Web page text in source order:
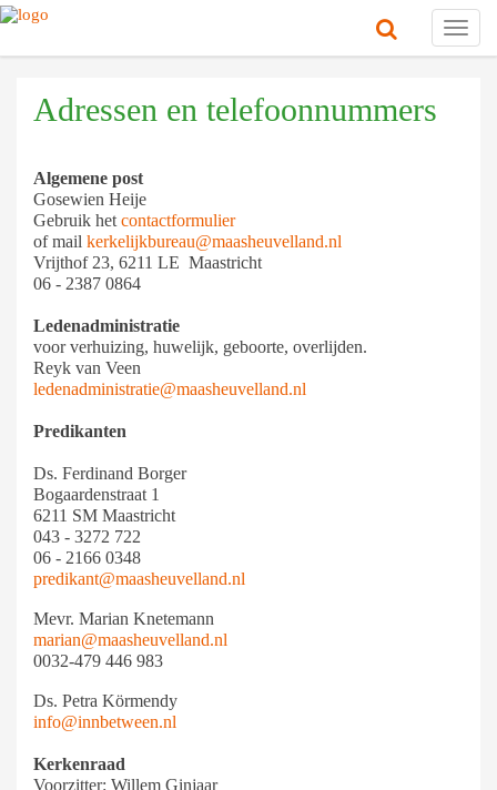
Adressen en telefoonnummers
Algemene post
Gosewien Heije
Gebruik het contactformulier
of mail kerkelijkbureau@maasheuvelland.nl
Vrijthof 23, 6211 LE Maastricht
06 - 2387 0864
Ledenadministratie
voor verhuizing, huwelijk, geboorte, overlijden.
Reyk van Veen
ledenadministratie@maasheuvelland.nl
Predikanten
Ds. Ferdinand Borger
Bogaardenstraat 1
6211 SM Maastricht
043 - 3272 722
06 - 2166 0348
predikant@maasheuvelland.nl
Mevr. Marian Knetemann
marian@maasheuvelland.nl
0032-479 446 983
Ds. Petra Körmendy
info@innbetween.nl
Kerkenraad
Voorzitter: Willem Ginjaar